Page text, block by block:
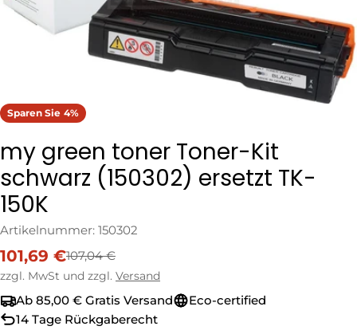
Sparen Sie 4%
my green toner Toner-Kit
schwarz (150302) ersetzt TK-
150K
Artikelnummer: 150302
Verkaufspreis
101,69 €
Regulärer
Preis
107,04 €
zzgl. MwSt und zzgl. Versand
Ab 85,00 € Gratis Versand
Eco-certified
14 Tage Rückgaberecht